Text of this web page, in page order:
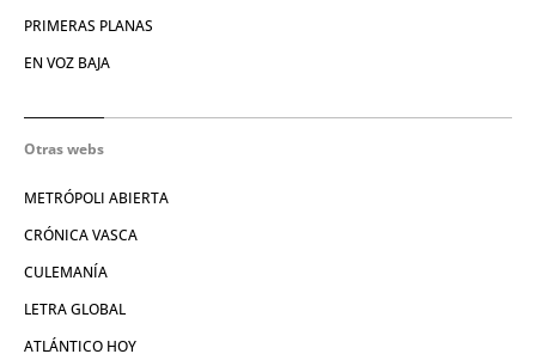
PRIMERAS PLANAS
EN VOZ BAJA
Otras webs
METRÓPOLI ABIERTA
CRÓNICA VASCA
CULEMANÍA
LETRA GLOBAL
ATLÁNTICO HOY